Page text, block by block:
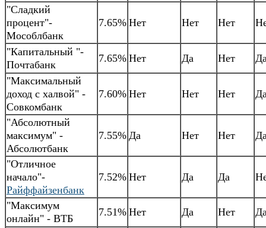
"Сладкий
процент"-
Мособлбанк
7.65% Нет Нет Нет
"Капитальный "-
Почтабанк
7.65% Нет Да Нет
"Максимальный
доход с халвой" -
Совкомбанк
7.60% Нет Нет Нет
"Абсолютный
максимум" -
Абсолютбанк
7.55% Да Нет Нет
"Отличное
начало"-
Райффайзенбанк
7.52% Нет Да Да
"Максимум
онлайн" - ВТБ
7.51% Нет Да Нет